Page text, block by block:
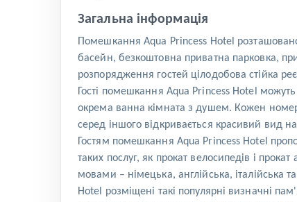
Загальна інформація
Помешкання Aqua Princess Hotel
басейн, безкоштовна приватна парковка,
розпорядження гостей цілодобова стійка
Гості помешкання Aqua Princess Hotel
окрема ванна кімната з душем. Кожен
серед іншого відкривається красивий вид
Гостям помешкання Aqua Princess Hotel
таких послуг, як прокат велосипедів і
мовами – німецька, англійська, італійська
Hotel розміщені такі популярні визначні